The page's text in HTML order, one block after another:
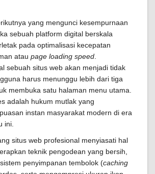
yang mengunci kesempurnaan
sebuah platform digital berskala
pada optimalisasi kecepatan
atau page loading speed
sebuah situs web akan menjadi tidak
harus menunggu lebih dari tiga
membuka satu halaman menu utama.
adalah hukum mutlak yang
instan masyarakat modern di era
ini.
situs web profesional menyiasati hal
teknik pengodean yang bersih,
penyimpanan tembolok (caching